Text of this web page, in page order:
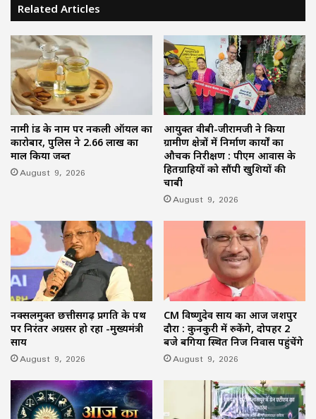
Related Articles
नामी ब्रांड के नाम पर नकली ऑयल का
कारोबार, पुलिस ने 2.66 लाख का
माल किया जब्त
August 9, 2026
आयुक्त वीबी-जीरामजी ने किया
ग्रामीण क्षेत्रों में निर्माण कार्यों का
औचक निरीक्षण : पीएम आवास के
हितग्राहियों को सौंपी खुशियों की
चाबी
August 9, 2026
नक्सलमुक्त छत्तीसगढ़ प्रगति के पथ
पर निरंतर अग्रसर हो रहा -मुख्यमंत्री
साय
August 9, 2026
CM विष्णुदेव साय का आज जशपुर
दौरा : कुनकुरी में रुकेंगे, दोपहर 2
बजे बगिया स्थित निज निवास पहुंचेंगे
August 9, 2026